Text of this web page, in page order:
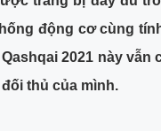
động cơ cùng
2021 này vẫn
thủ của mình.